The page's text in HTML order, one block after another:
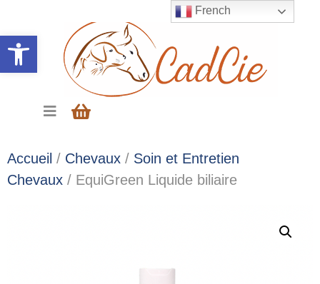
Ouvrir la barre d’outils
Accueil / Chevaux / Soin et Entretien
Chevaux / EquiGreen Liquide biliaire
French